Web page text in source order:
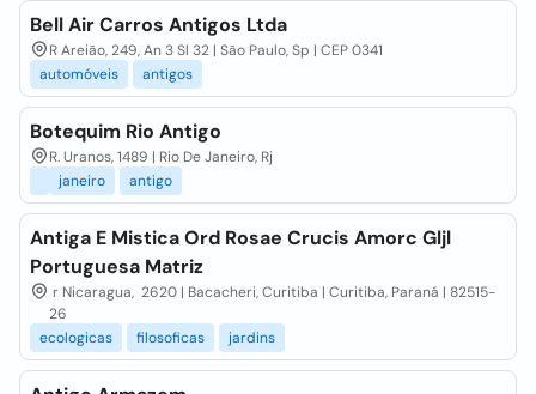
Bell Air Carros Antigos Ltda
R Areião, 249, An 3 Sl 32 | São Paulo, Sp | CEP 0341
automóveis
antigos
Botequim Rio Antigo
R. Uranos, 1489 | Rio De Janeiro, Rj
janeiro
antigo
Antiga E Mistica Ord Rosae Crucis Amorc Gljl
Portuguesa Matriz
r Nicaragua, 2620 | Bacacheri, Curitiba | Curitiba, Paraná | 82515-
26
ecologicas
filosoficas jardins